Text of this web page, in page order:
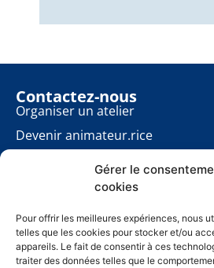
Gérer le
cookies
Pour offrir les meilleures expériences, nous
telles que les cookies pour stocker et/ou
appareils. Le fait de consentir à ces
traiter des données telles que le
Contactez-nous
Organiser un atelier
Devenir animateur.rice
Contact presse
À propos
Mentions légales